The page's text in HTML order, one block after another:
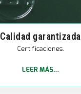
Calidad garantizada
Certificaciones.
LEER MÁS...